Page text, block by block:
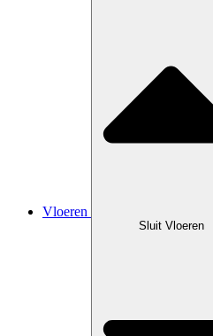
Vloeren
Sluit Vloeren